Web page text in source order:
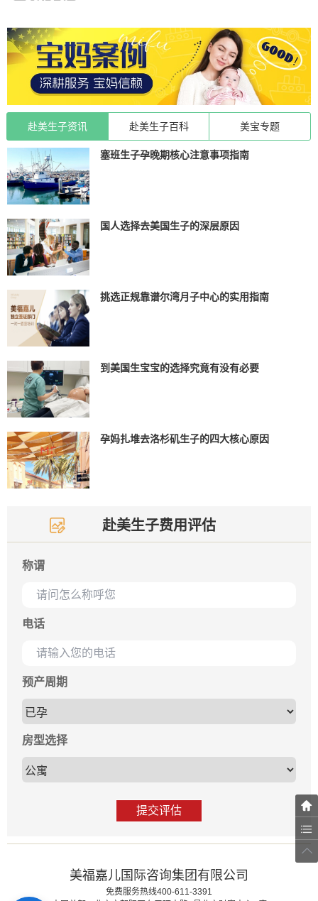
赴美生子资讯 赴美生子百科 美宝专题
塞班生子孕晚期核心注意事项指南
国人选择去美国生子的深层原因
挑选正规靠谱尔湾月子中心的实用指南
到美国生宝宝的选择究竟有没有必要
孕妈扎堆去洛杉矶生子的四大核心原因
赴美生子费用评估
称谓
电话
预产周期
房型选择
提交评估
美福嘉儿国际咨询集团有限公司
免费服务热线400-611-3391